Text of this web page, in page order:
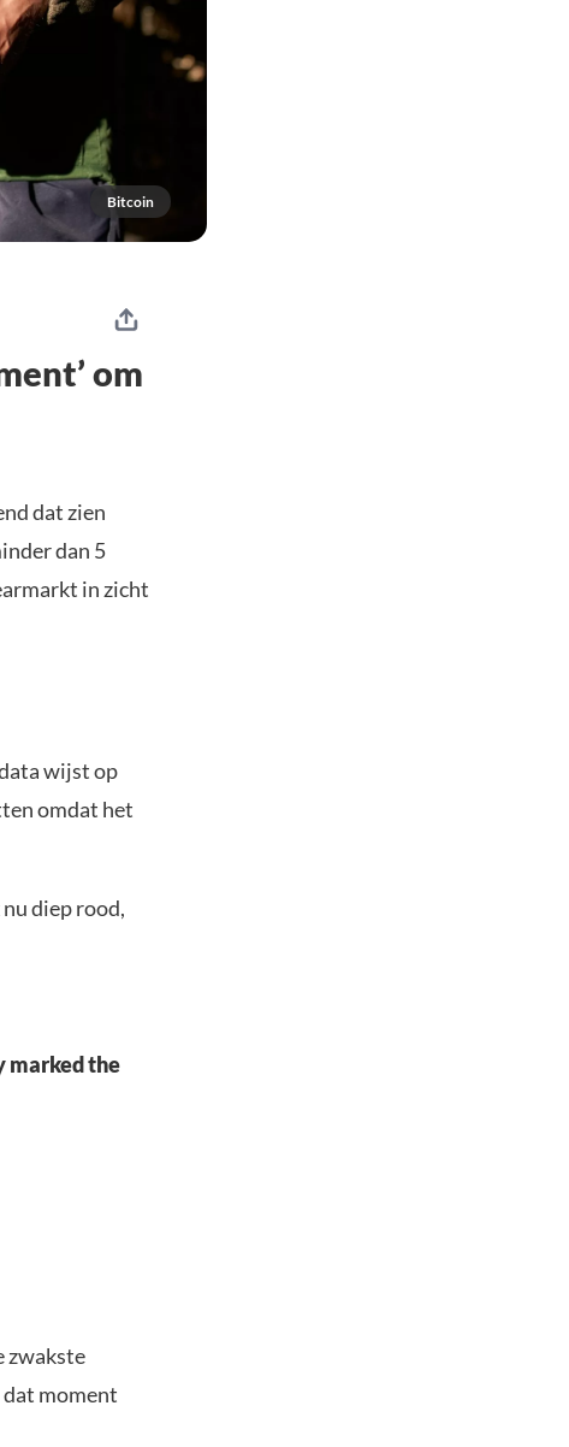
Bitcoin
om
dat zien
dan 5
in zicht
wijst op
omdat het
diep rood,
marked the
zwakste
moment